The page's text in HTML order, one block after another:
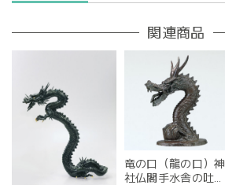
関連商品
竜の口（龍の口）神
社仏閣手水舎の吐水